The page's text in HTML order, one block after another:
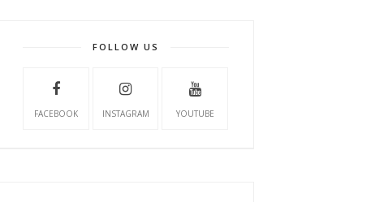
FOLLOW US
FACEBOOK INSTAGRAM YOUTUBE